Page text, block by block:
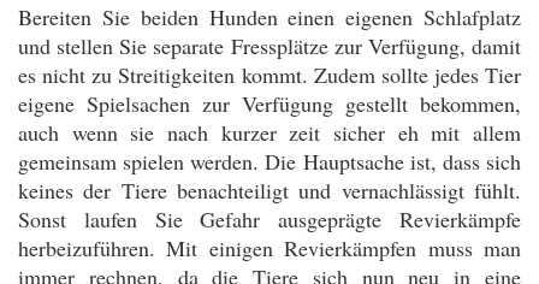
Bereiten Sie beiden Hunden einen eigenen Schlafplatz
und stellen Sie separate Fressplätze zur Verfügung, damit
es nicht zu Streitigkeiten kommt. Zudem sollte jedes Tier
eigene Spielsachen zur Verfügung gestellt bekommen,
auch wenn sie nach kurzer zeit sicher eh mit allem
gemeinsam spielen werden. Die Hauptsache ist, dass sich
keines der Tiere benachteiligt und vernachlässigt fühlt.
Sonst laufen Sie Gefahr ausgeprägte Revierkämpfe
herbeizuführen. Mit einigen Revierkämpfen muss man
immer rechnen, da die Tiere sich nun neu in eine